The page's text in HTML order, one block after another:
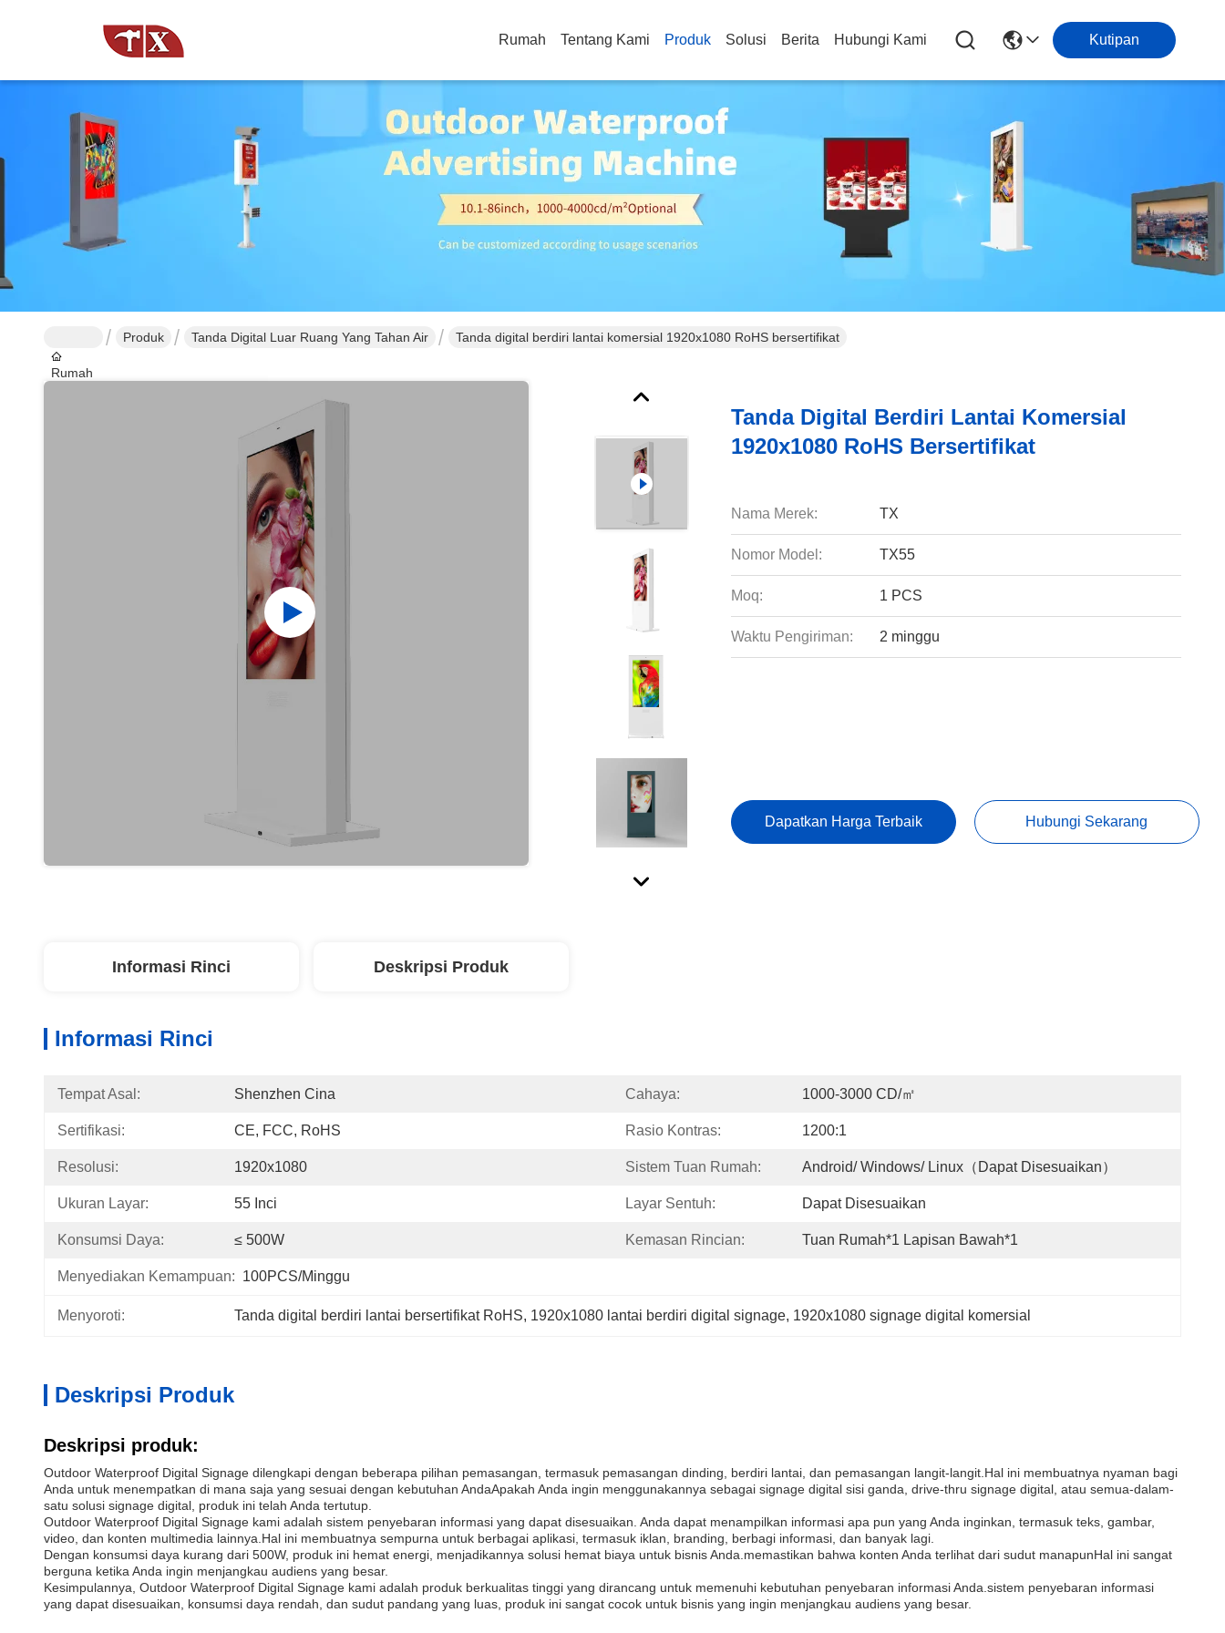
Rumah Tentang Kami Produk Solusi Berita Hubungi Kami Kutipan
Rumah
Produk Tanda Digital Luar Ruang Yang Tahan Air Tanda digital berdiri lantai komersial 1920x1080 RoHS bersertifikat
Tanda Digital Berdiri Lantai Komersial
1920x1080 RoHS Bersertifikat
Nama Merek: TX
Nomor Model: TX55
Moq: 1 PCS
Waktu Pengiriman: 2 minggu
Dapatkan Harga Terbaik Hubungi Sekarang
Informasi Rinci Deskripsi Produk
Informasi Rinci
Tempat Asal: Shenzhen Cina Cahaya: 1000-3000 CD/㎡
Sertifikasi: CE, FCC, RoHS Rasio Kontras: 1200:1
Resolusi: 1920x1080 Sistem Tuan Rumah: Android/ Windows/ Linux（dapat Disesuaikan）
Ukuran Layar: 55 Inci Layar Sentuh: Dapat Disesuaikan
Konsumsi Daya: ≤ 500W Kemasan Rincian: Tuan Rumah*1 Lapisan Bawah*1
Menyediakan Kemampuan: 100PCS/Minggu
Menyoroti: Tanda digital berdiri lantai bersertifikat RoHS, 1920x1080 lantai berdiri digital signage, 1920x1080 signage digital komersial
Deskripsi Produk
Deskripsi produk:
Outdoor Waterproof Digital Signage dilengkapi dengan beberapa pilihan pemasangan, termasuk pemasangan dinding, berdiri lantai, dan pemasangan langit-langit.Hal ini membuatnya nyaman bagi
Anda untuk menempatkan di mana saja yang sesuai dengan kebutuhan AndaApakah Anda ingin menggunakannya sebagai signage digital sisi ganda, drive-thru signage digital, atau semua-dalam-
satu solusi signage digital, produk ini telah Anda tertutup.
Outdoor Waterproof Digital Signage kami adalah sistem penyebaran informasi yang dapat disesuaikan. Anda dapat menampilkan informasi apa pun yang Anda inginkan, termasuk teks, gambar,
video, dan konten multimedia lainnya.Hal ini membuatnya sempurna untuk berbagai aplikasi, termasuk iklan, branding, berbagi informasi, dan banyak lagi.
Dengan konsumsi daya kurang dari 500W, produk ini hemat energi, menjadikannya solusi hemat biaya untuk bisnis Anda.memastikan bahwa konten Anda terlihat dari sudut manapunHal ini sangat
berguna ketika Anda ingin menjangkau audiens yang besar.
Kesimpulannya, Outdoor Waterproof Digital Signage kami adalah produk berkualitas tinggi yang dirancang untuk memenuhi kebutuhan penyebaran informasi Anda.sistem penyebaran informasi
yang dapat disesuaikan, konsumsi daya rendah, dan sudut pandang yang luas, produk ini sangat cocok untuk bisnis yang ingin menjangkau audiens yang besar.